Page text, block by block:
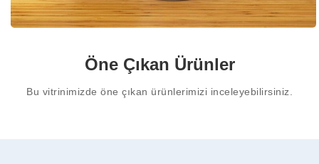
Öne Çıkan Ürünler
Bu vitrinimizde öne çıkan ürünlerimizi inceleyebilirsiniz.